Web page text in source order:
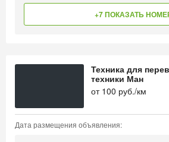
+7 ПОКАЗАТЬ
Техника для
техники Ман
от 100 руб./км
Дата размещения объявления: